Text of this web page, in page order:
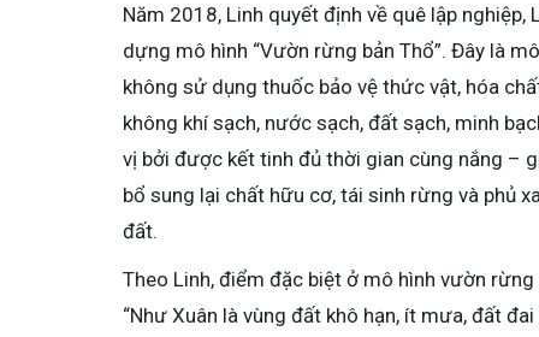
Năm 2018, Linh quyết định về quê lập
dựng mô hình “Vườn rừng bản Thổ”. Đây là
không sử dụng thuốc bảo vệ thức vật, hóa
không khí sạch, nước sạch, đất sạch, minh
vị bởi được kết tinh đủ thời gian cùng nắng –
bổ sung lại chất hữu cơ, tái sinh rừng và phủ
đất.
Theo Linh, điểm đặc biệt ở mô hình vườn
“Như Xuân là vùng đất khô hạn, ít mưa, đất